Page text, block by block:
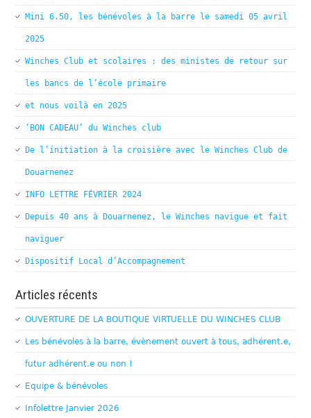
Mini 6.50, les bénévoles à la barre le samedi 05 avril
2025
Winches Club et scolaires : des ministes de retour sur
les bancs de l’école primaire
et nous voilà en 2025
‘BON CADEAU’ du Winches club
De l’initiation à la croisière avec le Winches Club de
Douarnenez
INFO LETTRE FÉVRIER 2024
Depuis 40 ans à Douarnenez, le Winches navigue et fait
naviguer
Dispositif Local d’Accompagnement
Articles récents
OUVERTURE DE LA BOUTIQUE VIRTUELLE DU WINCHES CLUB
Les bénévoles à la barre, évènement ouvert à tous, adhérent.e,
futur adhérent.e ou non !
Equipe & bénévoles
Infolettre Janvier 2026